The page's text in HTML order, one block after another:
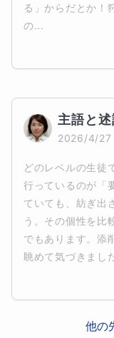
る」からだとか！
の...
主語と
2026/4/27
どのレベルの生徒
行っているのが「
ていても、紡ぎ出
う。その個性を比
でもあります。添
眺めて気づきまし
他の